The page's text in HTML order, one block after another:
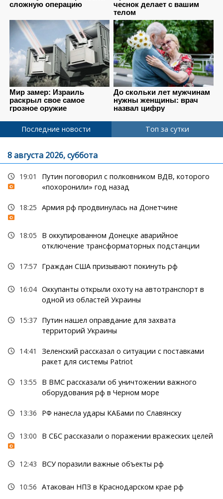
Последние новости Топ за сутки
8 августа 2026, суббота
19:01
Путин поговорил с полковником ВДВ, которого
«похоронили» год назад
18:25 Армия рф продвинулась на Донетчине
18:05
В оккупированном Донецке аварийное
отключение трансформаторных подстанции
17:57 Граждан США призывают покинуть рф
16:04 Оккупанты открыли охоту на автотранспорт в
одной из областей Украины
15:37 Путин нашел оправдание для захвата
территорий Украины
14:41
Зеленский рассказал о ситуации с поставками
ракет для системы Patriot
13:55
В ВМС рассказали об уничтожении важного
оборудования рф в Черном море
13:36 РФ нанесла удары КАБами по Славянску
13:00 В СБС рассказали о поражении вражеских целей
12:43 ВСУ поразили важные объекты рф
10:56 Атакован НПЗ в Краснодарском крае рф